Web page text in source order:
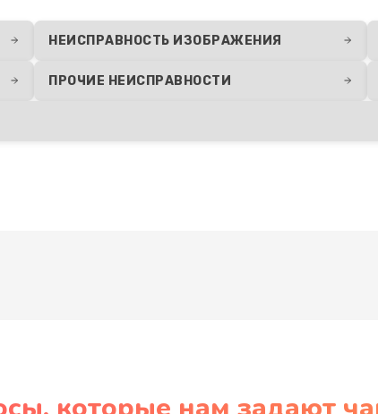
НЕИСПРАВНОСТЬ ИЗОБРАЖЕНИЯ
ПРОЧИЕ НЕИСПРАВНОСТИ